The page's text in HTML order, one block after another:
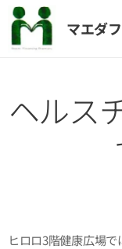
マエダ
ヘルス
ヒロロ3階健康広場